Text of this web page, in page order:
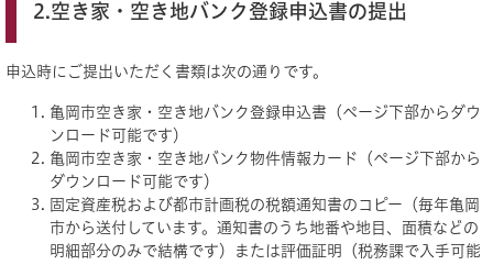
2.空き家・空き地バンク登録申込書の提出
申込時にご提出いただく書類は次の通りです。
亀岡市空き家・空き地バンク登録申込書（ページ下部からダウ
ンロード可能です）
亀岡市空き家・空き地バンク物件情報カード（ページ下部から
ダウンロード可能です）
固定資産税および都市計画税の税額通知書のコピー（毎年亀岡
市から送付しています。通知書のうち地番や地目、面積などの
明細部分のみで結構です）または評価証明（税務課で入手可能